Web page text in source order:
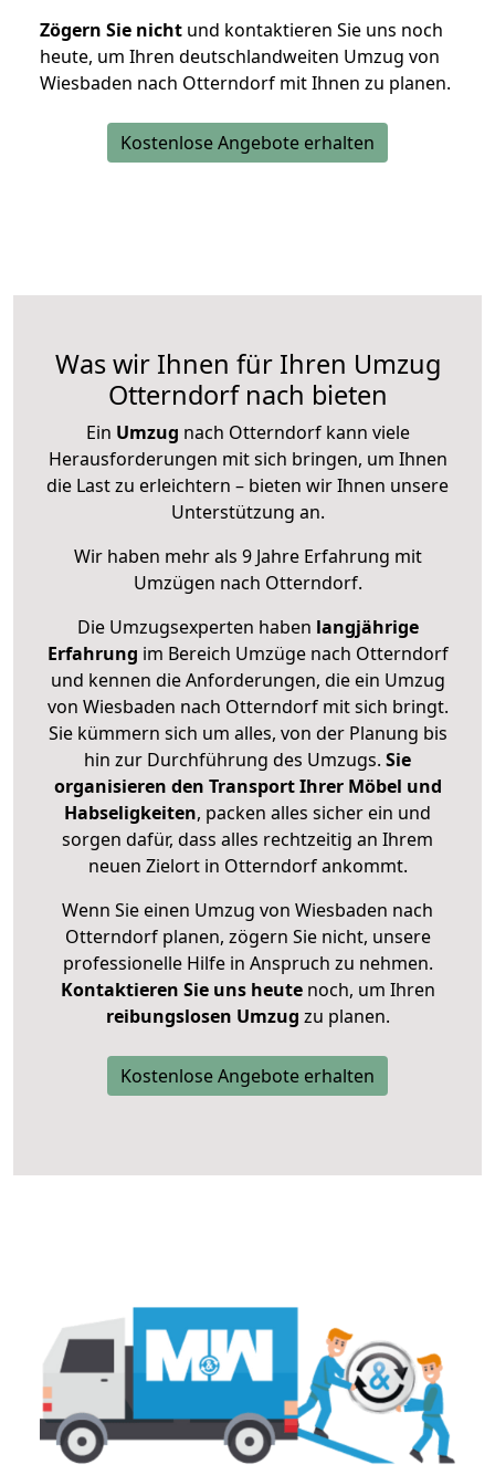
Zögern Sie nicht und kontaktieren Sie uns noch
heute, um Ihren deutschlandweiten Umzug von
Wiesbaden nach Otterndorf mit Ihnen zu planen.
Kostenlose Angebote erhalten
Was wir Ihnen für Ihren Umzug
Otterndorf nach bieten
Ein Umzug nach Otterndorf kann viele
Herausforderungen mit sich bringen, um Ihnen
die Last zu erleichtern – bieten wir Ihnen unsere
Unterstützung an.
Wir haben mehr als 9 Jahre Erfahrung mit
Umzügen nach Otterndorf.
Die Umzugsexperten haben langjährige
Erfahrung im Bereich Umzüge nach Otterndorf
und kennen die Anforderungen, die ein Umzug
von Wiesbaden nach Otterndorf mit sich bringt.
Sie kümmern sich um alles, von der Planung bis
hin zur Durchführung des Umzugs. Sie
organisieren den Transport Ihrer Möbel und
Habseligkeiten, packen alles sicher ein und
sorgen dafür, dass alles rechtzeitig an Ihrem
neuen Zielort in Otterndorf ankommt.
Wenn Sie einen Umzug von Wiesbaden nach
Otterndorf planen, zögern Sie nicht, unsere
professionelle Hilfe in Anspruch zu nehmen.
Kontaktieren Sie uns heutenoch, um Ihren
reibungslosen Umzug zu planen.
Kostenlose Angebote erhalten